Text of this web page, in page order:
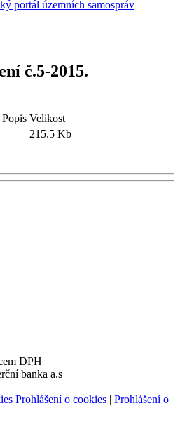
č.5-2015.
Popis Velikost
215.5 Kb
DPH
banka a.s
Prohlášení o cookies | Prohlášení o